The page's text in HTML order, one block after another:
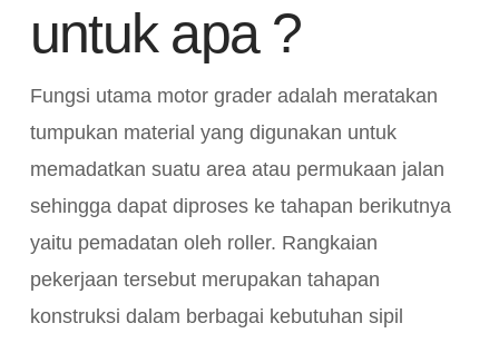
untuk apa ?
Fungsi utama motor grader adalah meratakan
tumpukan material yang digunakan untuk
memadatkan suatu area atau permukaan jalan
sehingga dapat diproses ke tahapan berikutnya
yaitu pemadatan oleh roller. Rangkaian
pekerjaan tersebut merupakan tahapan
konstruksi dalam berbagai kebutuhan sipil